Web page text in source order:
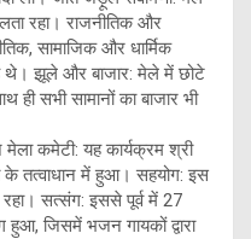
रहा। राजनीतिक और
सामाजिक और धार्मिक
थे। झूले और बाजार: मेले में छोटे
सभी सामानों का बाजार भी
कमेटी: यह कार्यक्रम श्री
के तत्वाधान में हुआ। सहयोग: इस
रहा। सत्संग: इससे पूर्व में 27
हुआ, जिसमें भजन गायकों द्वारा